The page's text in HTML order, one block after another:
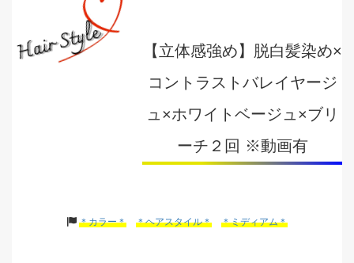
【立体感強め】脱白髪染め×
コントラストバレイヤージ
ュ×ホワイトベージュ×ブリ
ーチ２回 ※動画有
＊カラー＊ ＊ヘアスタイル＊ ＊ミディアム＊